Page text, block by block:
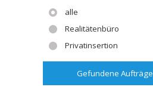
alle
Realitätenbüro
Privatinsertion
Gefundene Aufträge